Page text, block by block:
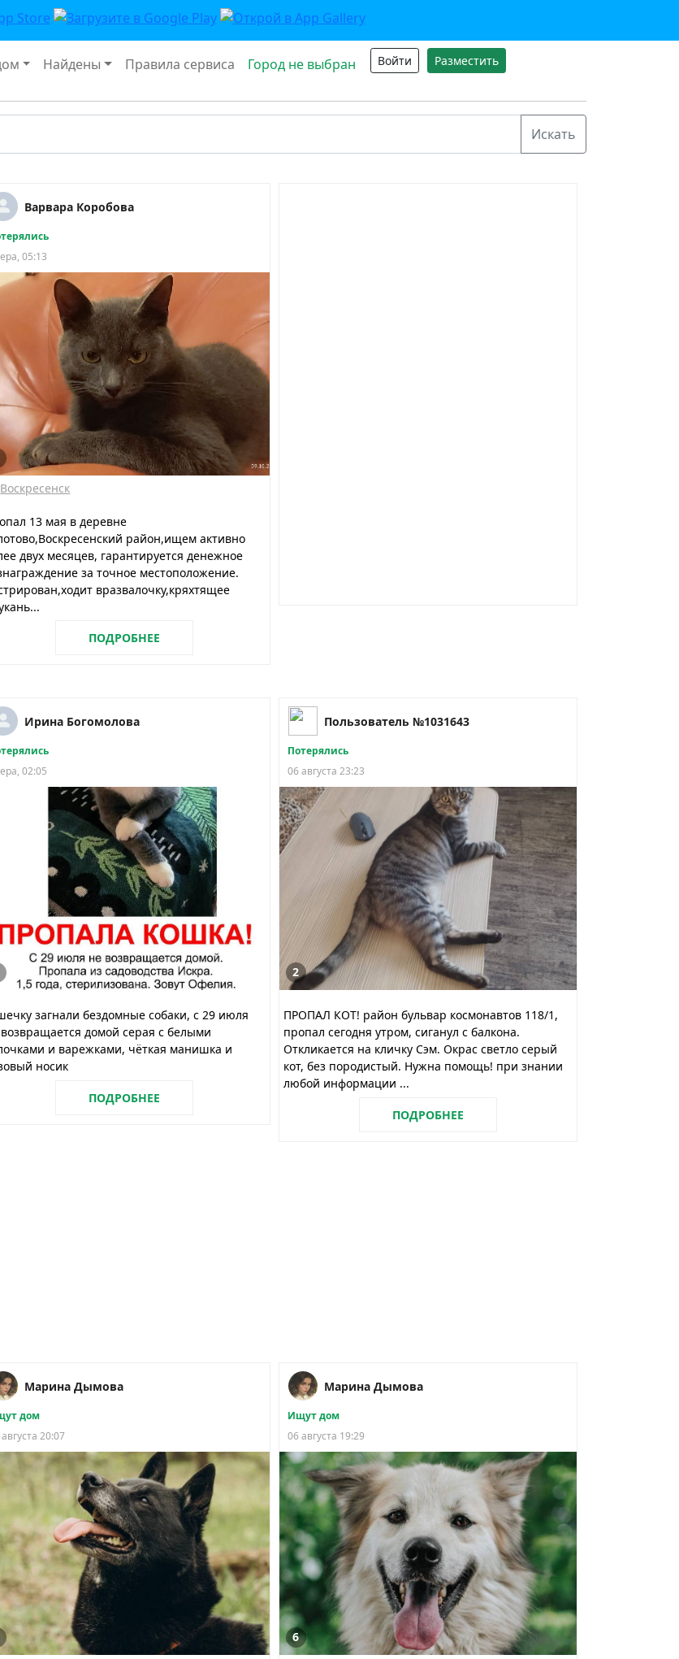
Найдены Правила сервиса Город не выбран Войти Разместить
Варвара Коробова
05:13
Воскресенск
13 мая в деревне
район,ищем активно
двух месяцев, гарантируется денежное
за точное местоположение.
вразвалочку,кряхтящее
ПОДРОБНЕЕ
Ирина Богомолова
02:05
загнали бездомные собаки, с 29 июля
домой серая с белыми
и варежками, чёткая манишка и
носик
ПОДРОБНЕЕ
Пользователь №1031643
Потерялись
06 августа 23:23
2
ПРОПАЛ КОТ! район бульвар космонавтов 118/1,
пропал сегодня утром, сиганул с балкона.
Откликается на кличку Сэм. Окрас светло серый
кот, без породистый. Нужна помощь! при знании
любой информации ...
ПОДРОБНЕЕ
Марина Дымова
дом
20:07
Марина Дымова
Ищут дом
06 августа 19:29
6